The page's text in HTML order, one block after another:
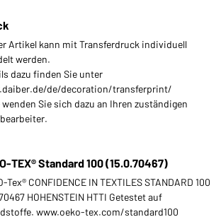
Artikel kann mit Transferdruck individuell
werden.
dazu finden Sie unter
de/decoration/transferprint/
Sie sich dazu an Ihren zuständigen
TEX® Standard 100 (15.0.70467)
Tex® CONFIDENCE IN TEXTILES STANDARD 100
HOHENSTEIN HTTI Getestet auf
www.oeko-tex.com/standard100